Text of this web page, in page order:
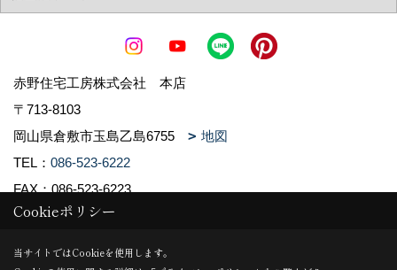
赤野住宅工房株式会社 本店
〒713-8103
岡山県倉敷市玉島乙島6755
地図
TEL： 086-523-6222
FAX：086-523-6223
＜営業時間＞9:00～18:00
Cookieポリシー
当サイトではCookieを使用します。